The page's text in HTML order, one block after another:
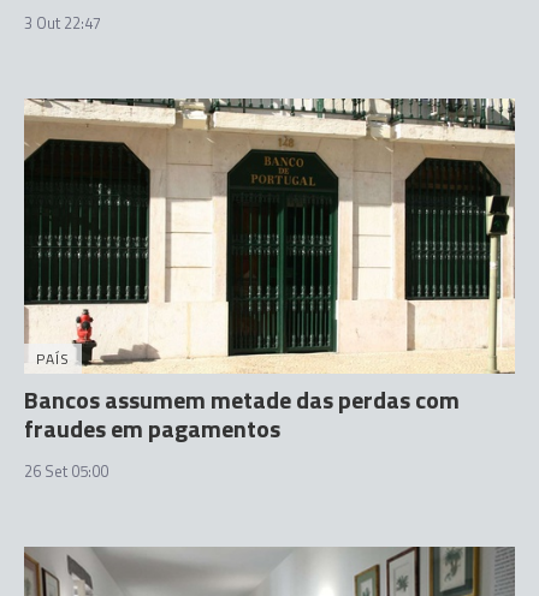
3 Out 22:47
PAÍS
Bancos assumem metade das perdas com
fraudes em pagamentos
26 Set 05:00